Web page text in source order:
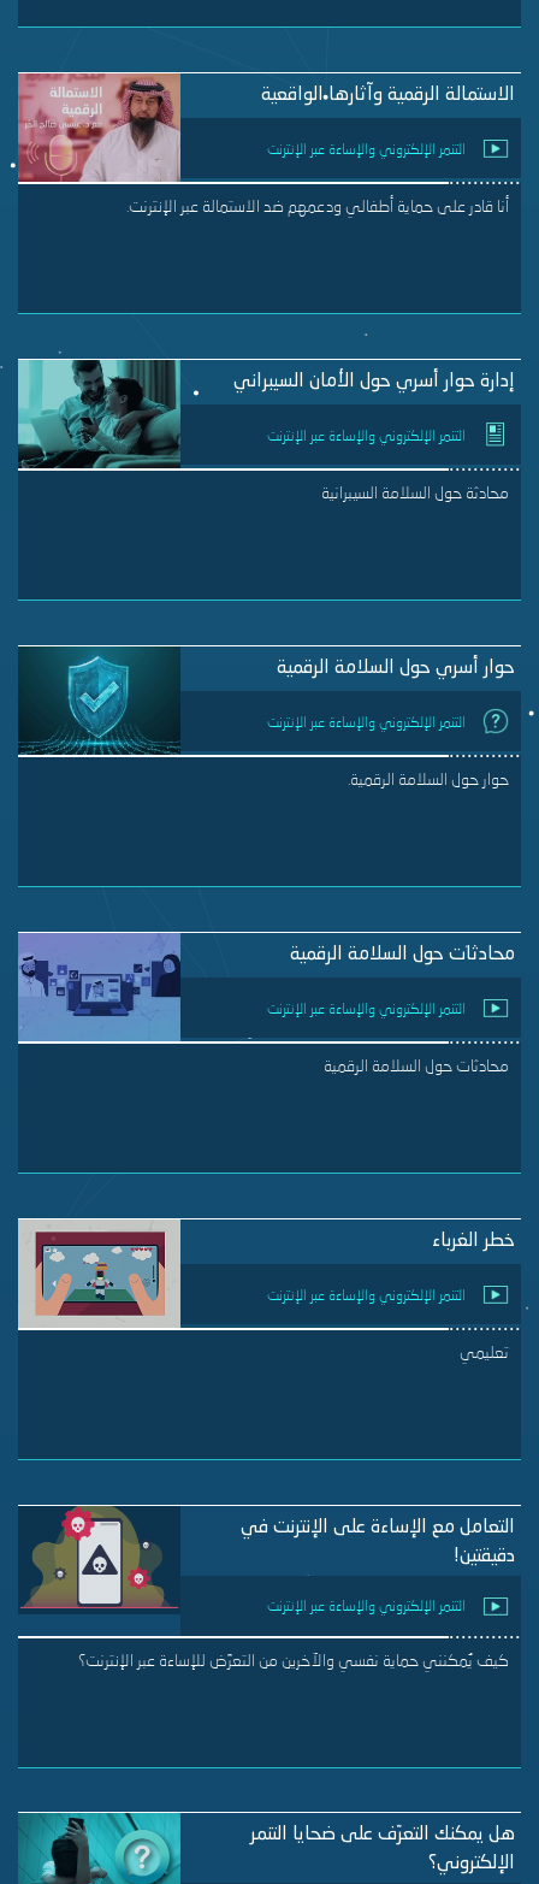
الاستمالة الرقمية وآثارها الواقعية
التنمر الإلكتروني والإساءة عبر الإنترنت
أنا قادر على حماية أطفالي ودعمهم ضد الاستمالة عبر الإنترنت.
إدارة حوار أسري حول الأمان السيبراني
التنمر الإلكتروني والإساءة عبر الإنترنت
محادثة حول السلامة السيبرانية
حوار أسري حول السلامة الرقمية
التنمر الإلكتروني والإساءة عبر الإنترنت
حوار حول السلامة الرقمية.
محادثات حول السلامة الرقمية
التنمر الإلكتروني والإساءة عبر الإنترنت
محادثات حول السلامة الرقمية
خطر الغرباء
التنمر الإلكتروني والإساءة عبر الإنترنت
تعليمي
التعامل مع الإساءة على الإنترنت في
دقيقتين!
التنمر الإلكتروني والإساءة عبر الإنترنت
كيف يُمكنني حماية نفسي والآخرين من التعرّض للإساءة عبر الإنترنت؟
هل يمكنك التعرّف على ضحايا التنمر
الإلكتروني؟